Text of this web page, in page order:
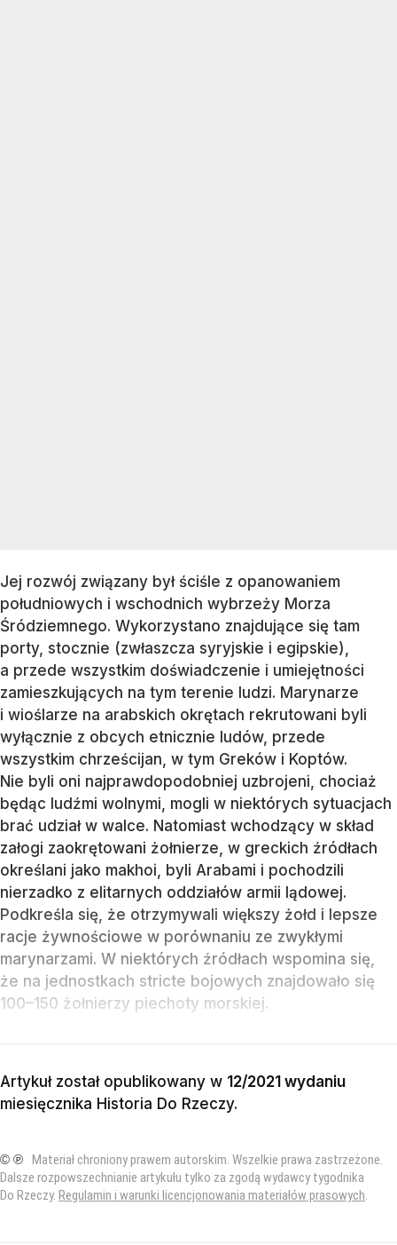
Jej rozwój związany był ściśle z opanowaniem
południowych i wschodnich wybrzeży Morza
Śródziemnego. Wykorzystano znajdujące się tam
porty, stocznie (zwłaszcza syryjskie i egipskie),
a przede wszystkim doświadczenie i umiejętności
zamieszkujących na tym terenie ludzi. Marynarze
i wioślarze na arabskich okrętach rekrutowani byli
wyłącznie z obcych etnicznie ludów, przede
wszystkim chrześcijan, w tym Greków i Koptów.
Nie byli oni najprawdopodobniej uzbrojeni, chociaż
będąc ludźmi wolnymi, mogli w niektórych sytuacjach
brać udział w walce. Natomiast wchodzący w skład
załogi zaokrętowani żołnierze, w greckich źródłach
określani jako makhoi, byli Arabami i pochodzili
nierzadko z elitarnych oddziałów armii lądowej.
Podkreśla się, że otrzymywali większy żołd i lepsze
racje żywnościowe w porównaniu ze zwykłymi
marynarzami. W niektórych źródłach wspomina się,
że na jednostkach stricte bojowych znajdowało się
100–150 żołnierzy piechoty morskiej.
Artykuł został opublikowany w 12/2021 wydaniu
miesięcznika Historia Do Rzeczy.
© ℗ Materiał chroniony prawem autorskim. Wszelkie prawa zastrzeżone.
Dalsze rozpowszechnianie artykułu tylko za zgodą wydawcy tygodnika
Do Rzeczy. Regulamin i warunki licencjonowania materiałów prasowych.